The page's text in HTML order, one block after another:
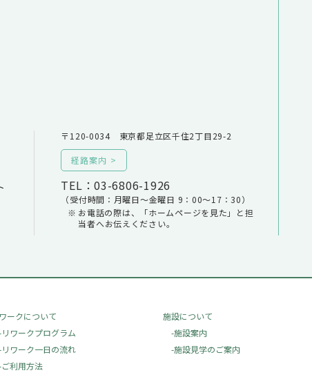
〒120-0034 東京都足立区千住2丁目29-2
経路案内
TEL：03-6806-1926
（受付時間：月曜日～金曜日 9：00～17：30）
お電話の際は、「ホームページを見た」と担
当者へお伝えください。
ークについて
ワークプログラム
ワーク一日の流れ
利用方法
施設について
-施設案内
-施設見学のご案内